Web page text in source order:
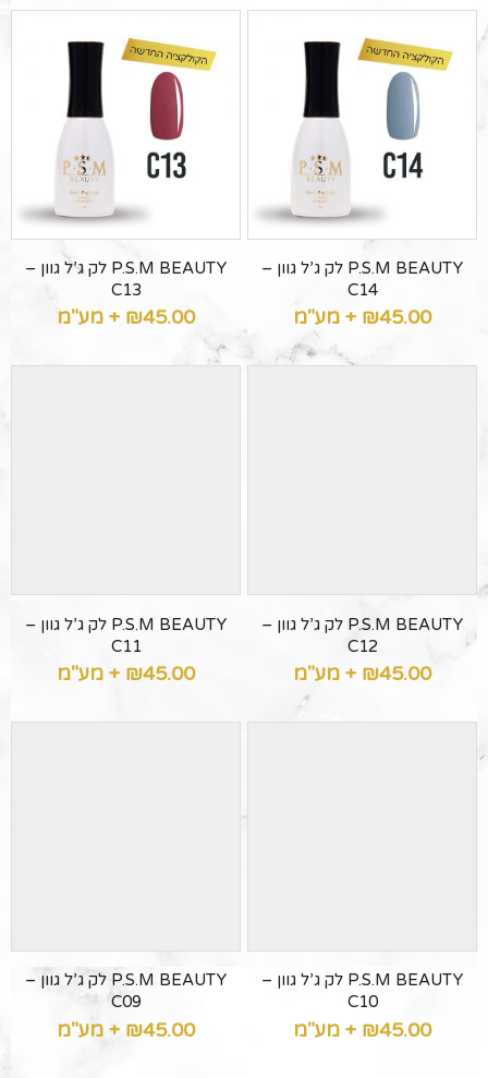
P.S.M BEAUTY לק ג’ל גוון –
C14
₪45.00 + מע"מ
P.S.M BEAUTY לק ג’ל גוון –
C13
₪45.00 + מע"מ
P.S.M BEAUTY לק ג’ל גוון –
C12
₪45.00 + מע"מ
P.S.M BEAUTY לק ג’ל גוון –
C11
₪45.00 + מע"מ
P.S.M BEAUTY לק ג’ל גוון –
C10
₪45.00 + מע"מ
P.S.M BEAUTY לק ג’ל גוון –
C09
₪45.00 + מע"מ